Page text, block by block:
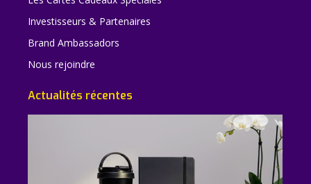
Investisseurs & Partenaires
Brand Ambassadors
Nous rejoindre
Actualités récentes